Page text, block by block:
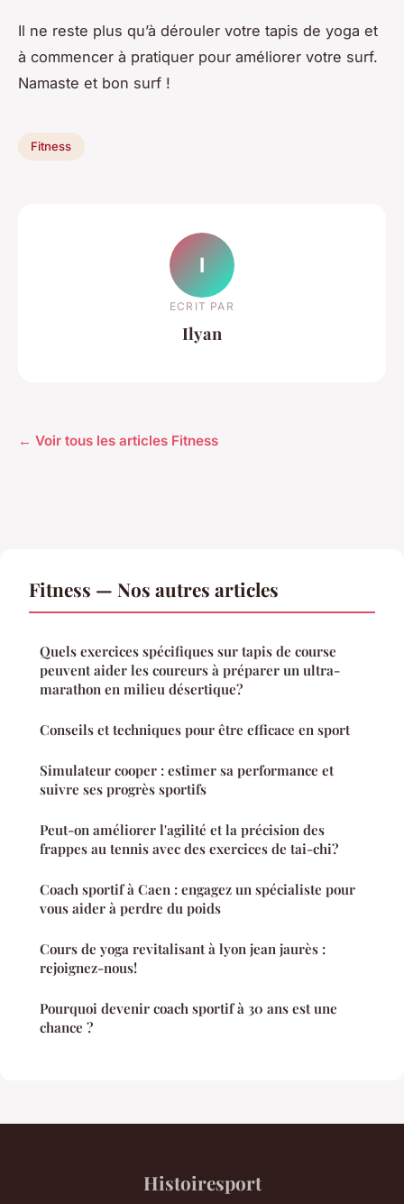
Il ne reste plus qu’à dérouler votre tapis de yoga et
à commencer à pratiquer pour améliorer votre surf.
Namaste et bon surf !
Fitness
I
ECRIT PAR
Ilyan
← Voir tous les articles Fitness
Fitness — Nos autres articles
Quels exercices spécifiques sur tapis de course
peuvent aider les coureurs à préparer un ultra-
marathon en milieu désertique?
Conseils et techniques pour être efficace en sport
Simulateur cooper : estimer sa performance et
suivre ses progrès sportifs
Peut-on améliorer l'agilité et la précision des
frappes au tennis avec des exercices de tai-chi?
Coach sportif à Caen : engagez un spécialiste pour
vous aider à perdre du poids
Cours de yoga revitalisant à lyon jean jaurès :
rejoignez-nous!
Pourquoi devenir coach sportif à 30 ans est une
chance ?
Histoiresport